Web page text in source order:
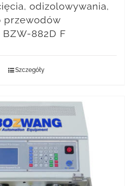
odizolowywania,
przewodów
882D F
Szczegóły